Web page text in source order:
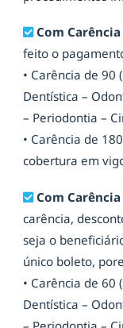
Com Carência
feito o
• Carência de 90
Dentística –
– Periodontia –
• Carência de
cobertura em
Com Carência
carência,
seja o
único boleto,
• Carência de 60
Dentística –